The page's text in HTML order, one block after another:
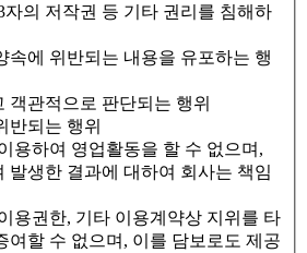
자의 저작권 등 기타 권리를 침해하
속에 위반되는 내용을 유포하는 행
객관적으로 판단되는 행위
반되는 행위
용하여 영업활동을 할 수 없으며,
발생한 결과에 대하여 회사는 책임
용권한, 기타 이용계약상 지위를 타
여할 수 없으며, 이를 담보로도 제공